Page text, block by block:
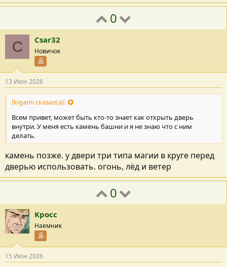
0
C Csar32
Новичок
13 Июн 2026
Ikigami сказал(а):
Всем привет, может быть кто-то знает как открыть дверь
внутри. У меня есть камень башни и я не знаю что с ним
делать.
камень позже. у двери три типа магии в круге перед
дверью использовать. огонь, лёд и ветер
0
Kpocc
Наемник
15 Июн 2026